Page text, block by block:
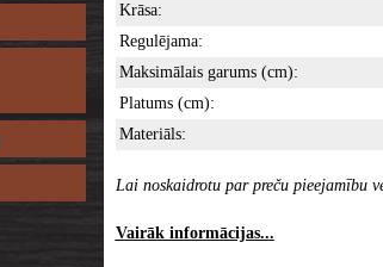
Krāsa:
Regulējama:
Maksimālais garums (cm):
Platums (cm):
Materiāls:
Lai noskaidrotu par preču pieejamību
Vairāk informācijas...